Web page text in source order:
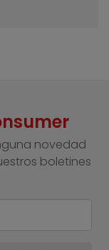
novedad
boletines